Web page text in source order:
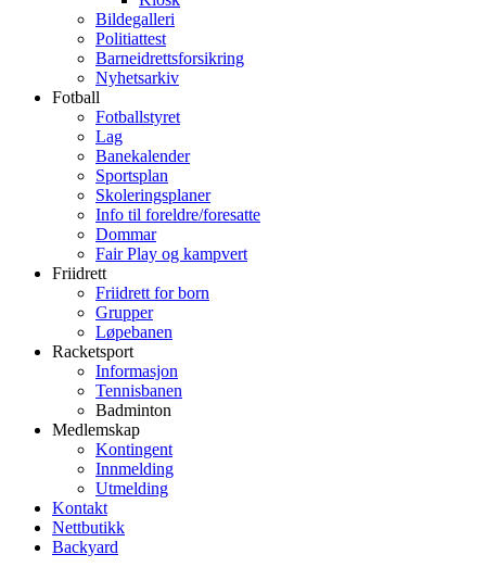
Bildegalleri
Politiattest
Barneidrettsforsikring
Nyhetsarkiv
Fotball
Fotballstyret
Lag
Banekalender
Sportsplan
Skoleringsplaner
Info til foreldre/foresatte
Dommar
Fair Play og kampvert
Friidrett
Friidrett for born
Grupper
Løpebanen
Racketsport
Informasjon
Tennisbanen
Badminton
Medlemskap
Kontingent
Innmelding
Utmelding
Kontakt
Nettbutikk
Backyard